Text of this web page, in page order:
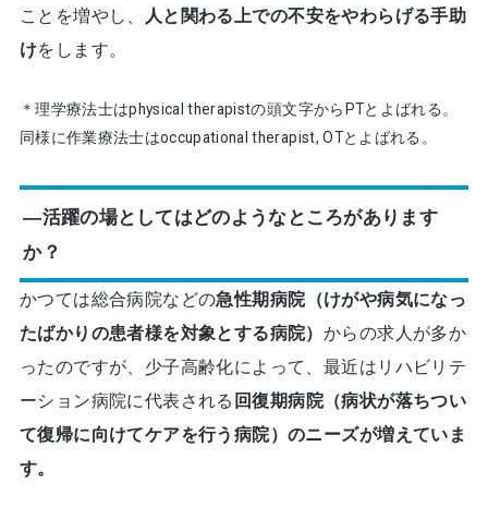
ことを増やし、
人と関わる上での不安をやわらげる手助
けをします。
＊理学療法士はphysical therapistの頭文字からPTとよばれる。
同様に作業療法士はoccupational therapist, OTとよばれる。
―活躍の場としてはどのようなところがあります
か？
かつては総合病院などの急性期病院（けがや病気になっ
たばかりの患者様を対象とする病院） からの求人が多か
ったのですが、少子高齢化によって、最近はリハビリテ
ーション病院に代表される 回復期病院（病状が落ちつい
て復帰に向けてケアを行う病院）のニーズが増えていま
す。